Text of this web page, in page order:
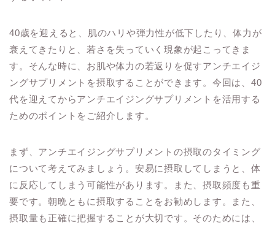
40歳を迎えると、肌のハリや弾力性が低下したり、体力が
衰えてきたりと、若さを失っていく現象が起こってきま
す。そんな時に、お肌や体力の若返りを促すアンチエイジ
ングサプリメントを摂取することができます。今回は、40
代を迎えてからアンチエイジングサプリメントを活用する
ためのポイントをご紹介します。
まず、アンチエイジングサプリメントの摂取のタイミング
について考えてみましょう。安易に摂取してしまうと、体
に反応してしまう可能性があります。また、摂取頻度も重
要です。朝晩ともに摂取することをお勧めします。また、
摂取量も正確に把握することが大切です。そのためには、